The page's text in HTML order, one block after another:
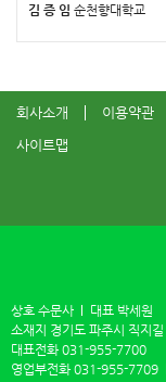
김 증 임 순천향대학교
회사소개 이용약관
사이트맵
상호 수문사
대표 박세원
소재지 경기도 파주시 직지
대표전화 031-955-7700
영업부전화 031-955-7709